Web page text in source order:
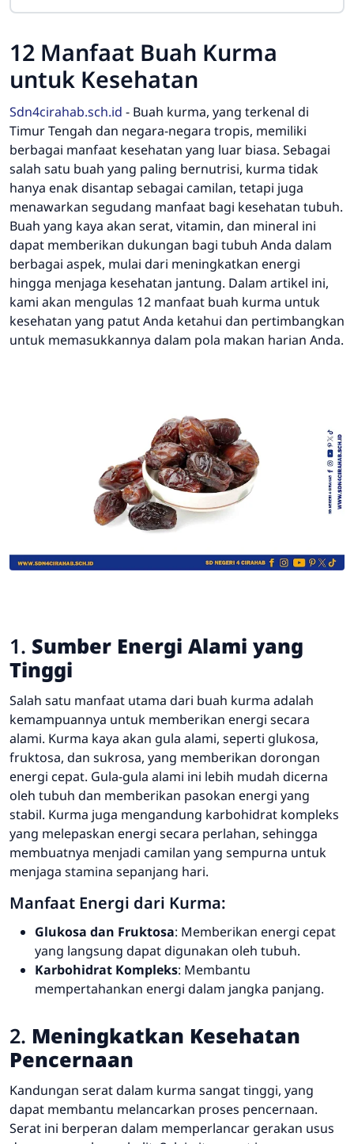
12 Manfaat Buah Kurma
untuk Kesehatan
Sdn4cirahab.sch.id - Buah kurma, yang terkenal di
Timur Tengah dan negara-negara tropis, memiliki
berbagai manfaat kesehatan yang luar biasa. Sebagai
salah satu buah yang paling bernutrisi, kurma tidak
hanya enak disantap sebagai camilan, tetapi juga
menawarkan segudang manfaat bagi kesehatan tubuh.
Buah yang kaya akan serat, vitamin, dan mineral ini
dapat memberikan dukungan bagi tubuh Anda dalam
berbagai aspek, mulai dari meningkatkan energi
hingga menjaga kesehatan jantung. Dalam artikel ini,
kami akan mengulas 12 manfaat buah kurma untuk
kesehatan yang patut Anda ketahui dan pertimbangkan
untuk memasukkannya dalam pola makan harian Anda.
1. Sumber Energi Alami yang
Tinggi
Salah satu manfaat utama dari buah kurma adalah
kemampuannya untuk memberikan energi secara
alami. Kurma kaya akan gula alami, seperti glukosa,
fruktosa, dan sukrosa, yang memberikan dorongan
energi cepat. Gula-gula alami ini lebih mudah dicerna
oleh tubuh dan memberikan pasokan energi yang
stabil. Kurma juga mengandung karbohidrat kompleks
yang melepaskan energi secara perlahan, sehingga
membuatnya menjadi camilan yang sempurna untuk
menjaga stamina sepanjang hari.
Manfaat Energi dari Kurma:
Glukosa dan Fruktosa: Memberikan energi cepat
yang langsung dapat digunakan oleh tubuh.
Karbohidrat Kompleks: Membantu
mempertahankan energi dalam jangka panjang.
2. Meningkatkan Kesehatan
Pencernaan
Kandungan serat dalam kurma sangat tinggi, yang
dapat membantu melancarkan proses pencernaan.
Serat ini berperan dalam memperlancar gerakan usus